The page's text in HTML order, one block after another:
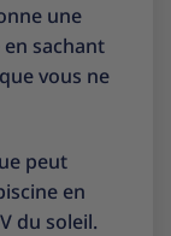
une
sachant
vous ne
peut
en
du soleil.